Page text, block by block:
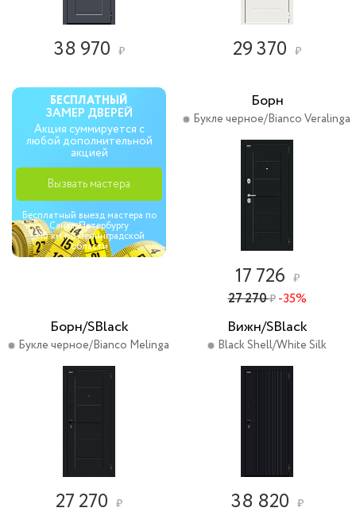
38 970 ₽ 29 370 ₽
БЕСПЛАТНЫЙ
ЗАМЕР ДВЕРЕЙ
Акция суммируется с
любой дополнительной
акцией
Вызвать мастера
Бесплатный выезд мастера по
Санкт Петербургу
+10 км по Ленинградской
области
Борн
Букле черное/Bianco Veralinga
17 726 ₽
27 270₽ -35%
Борн/SBlack
Букле черное/Bianco Melinga
27 270 ₽
Вижн/SBlack
Black Shell/White Silk
38 820 ₽